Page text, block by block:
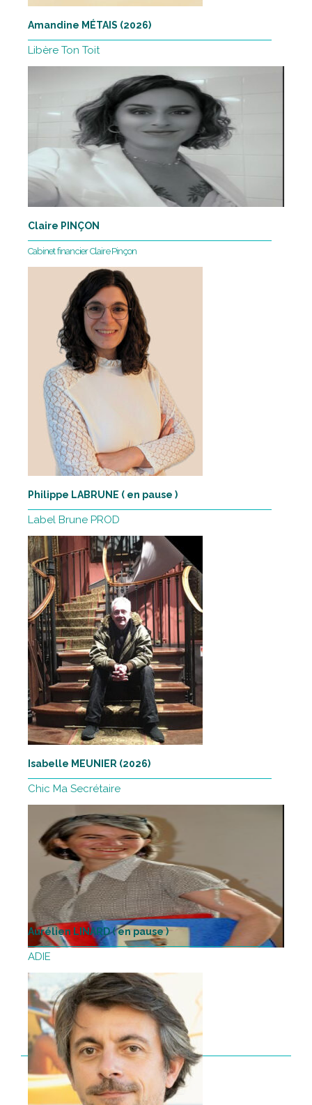
Amandine MÉTAIS (2026)
Libère Ton Toit
Claire PINÇON
Cabinet financier Claire Pinçon
Philippe LABRUNE ( en pause )
Label Brune PROD
Isabelle MEUNIER (2026)
Chic Ma Secrétaire
Aurélien LINARD ( en pause )
ADIE